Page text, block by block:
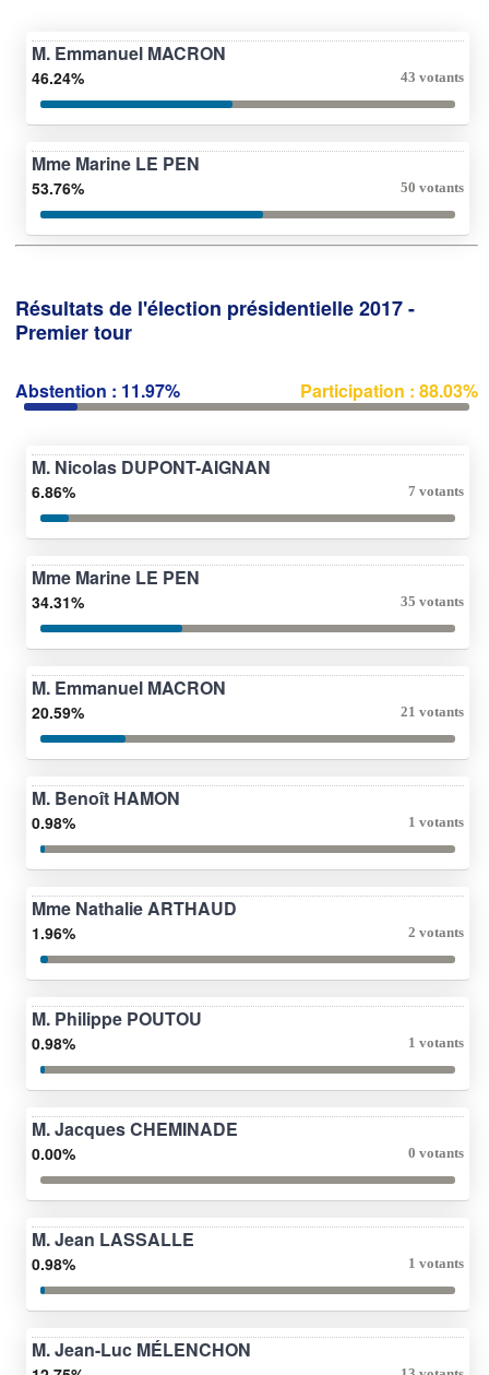
M. Emmanuel MACRON
46.24% 43 votants
Mme Marine LE PEN
53.76% 50 votants
Résultats de l'élection présidentielle 2017 -
Premier tour
Abstention : 11.97% Participation : 88.03%
M. Nicolas DUPONT-AIGNAN
6.86% 7 votants
Mme Marine LE PEN
34.31% 35 votants
M. Emmanuel MACRON
20.59% 21 votants
M. Benoît HAMON
0.98% 1 votants
Mme Nathalie ARTHAUD
1.96% 2 votants
M. Philippe POUTOU
0.98% 1 votants
M. Jacques CHEMINADE
0.00% 0 votants
M. Jean LASSALLE
0.98% 1 votants
M. Jean-Luc MÉLENCHON